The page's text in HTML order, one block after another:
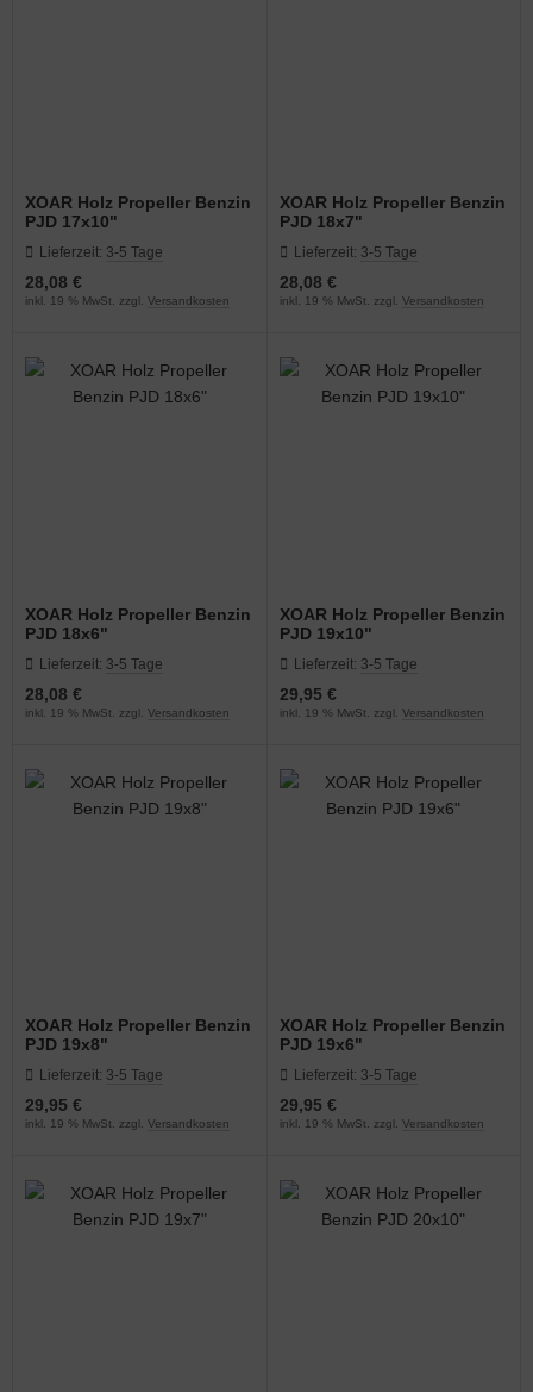
XOAR Holz Propeller Benzin
PJD 17x10"
Lieferzeit: 3-5 Tage
28,08 €
inkl. 19 % MwSt. zzgl. Versandkosten
XOAR Holz Propeller Benzin
PJD 18x7"
Lieferzeit: 3-5 Tage
28,08 €
inkl. 19 % MwSt. zzgl. Versandkosten
XOAR Holz Propeller Benzin
PJD 18x6"
Lieferzeit: 3-5 Tage
28,08 €
inkl. 19 % MwSt. zzgl. Versandkosten
XOAR Holz Propeller Benzin
PJD 19x10"
Lieferzeit: 3-5 Tage
29,95 €
inkl. 19 % MwSt. zzgl. Versandkosten
XOAR Holz Propeller Benzin
PJD 19x8"
Lieferzeit: 3-5 Tage
29,95 €
inkl. 19 % MwSt. zzgl. Versandkosten
XOAR Holz Propeller Benzin
PJD 19x6"
Lieferzeit: 3-5 Tage
29,95 €
inkl. 19 % MwSt. zzgl. Versandkosten